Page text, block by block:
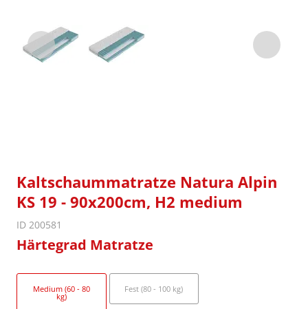
Kaltschaummatratze Natura Alpin
KS 19 - 90x200cm, H2 medium
ID 200581
Härtegrad Matratze
Medium (60 - 80
kg)
Fest (80 - 100 kg)